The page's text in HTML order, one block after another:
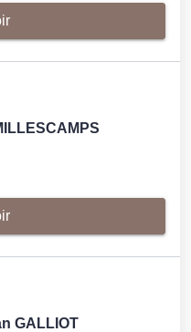
GALLIOT